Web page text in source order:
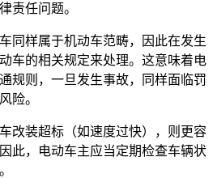
责任问题。
同样属于机动车范畴，因此在发生
车的相关规定来处理。这意味着电
规则，一旦发生事故，同样面临罚
险。
改装超标（如速度过快），则更容
此，电动车主应当定期检查车辆状